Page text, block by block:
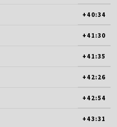
+40:34
+41:30
+41:35
+42:26
+42:54
+43:31